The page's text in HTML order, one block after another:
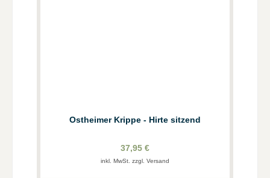
Ostheimer Krippe - Hirte sitzend
37,95 €
inkl. MwSt. zzgl. Versand